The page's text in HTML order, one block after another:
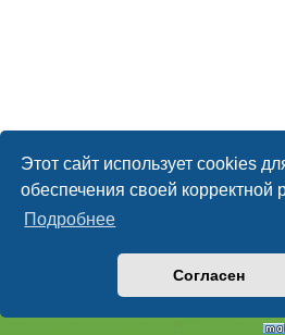
Этот сайт использует cookies
обеспечения своей корректной
Подробнее
Согласен
Главная Форумы
Time: 0.046s| Peak Memory Usage: 2.09
© phpBB Guru,
Powered by
Style byArtodia